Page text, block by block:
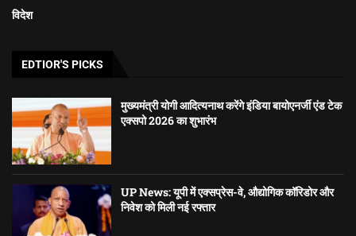
विदेश
EDTIOR'S PICKS
मुख्यमंत्री योगी आदित्यनाथ करेंगे इंडिया बायोएनर्जी एंड टेक
एक्सपो 2026 का शुभारंभ
UP News: यूपी में एक्सप्रेस-वे, औद्योगिक कॉरिडोर और
निवेश को मिली नई रफ्तार